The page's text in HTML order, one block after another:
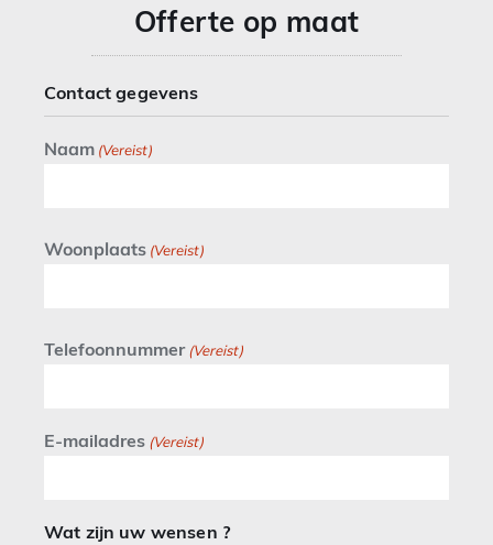
Offerte op maat
Contact gegevens
Naam (Vereist)
Woonplaats (Vereist)
Telefoonnummer (Vereist)
E-mailadres (Vereist)
Wat zijn uw wensen ?